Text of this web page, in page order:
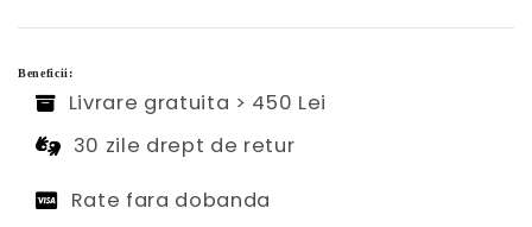
Beneficii:
Livrare gratuita > 450 Lei
30 zile drept de retur
Rate fara dobanda